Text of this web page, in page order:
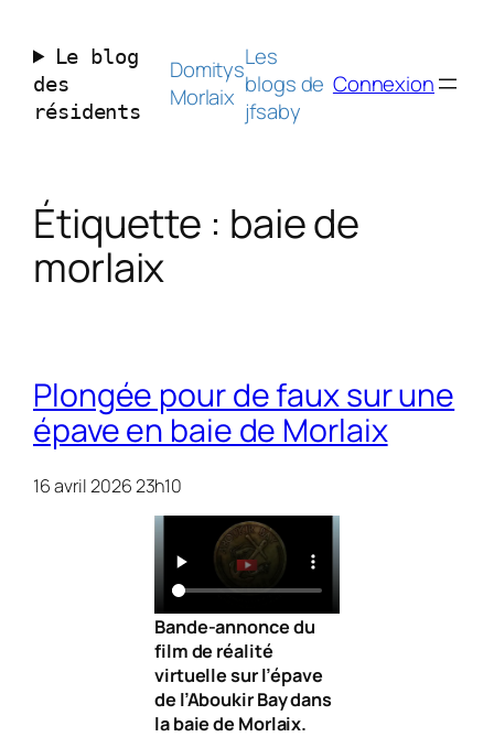
contenuLe blog
des
résidents
Domitys
Morlaix
Les
blogs de
jfsaby
Connexion
Étiquette : baie de
morlaix
Plongée pour de faux sur une
épave en baie de Morlaix
16 avril 2026 23h10
Bande-annonce du
film de réalité
virtuelle sur l’épave
de l’Aboukir Bay dans
la baie de Morlaix.